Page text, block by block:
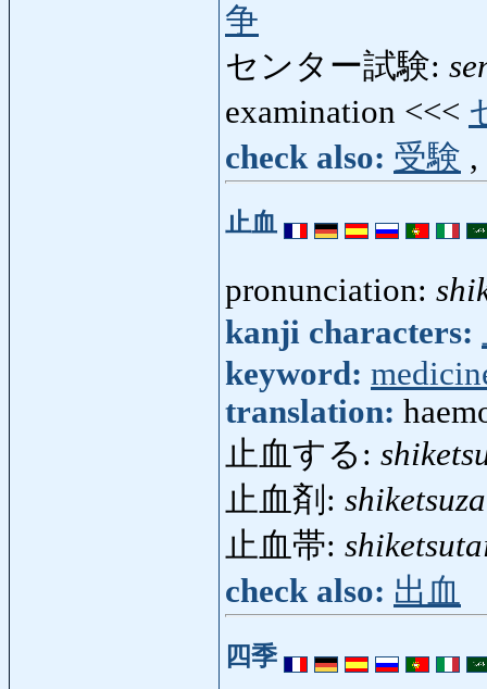
争
センター試験:
examination <<<
check also: 受験 ,
止血
pronunciation:
kanji characters:
keyword:
translation:
止血する:
止血剤:
止血帯:
check also: 出血
四季